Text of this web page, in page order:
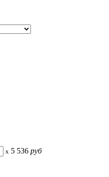
x 5 536 руб